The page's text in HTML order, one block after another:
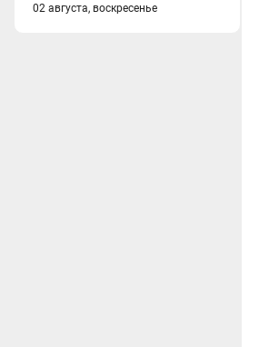
02 августа, воскресенье